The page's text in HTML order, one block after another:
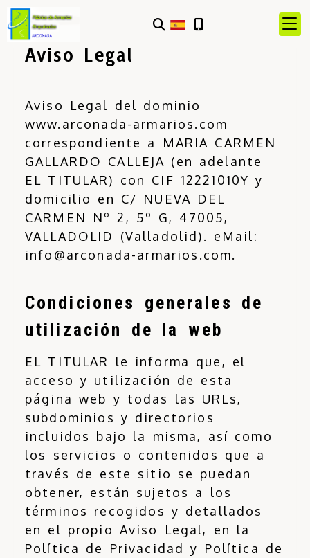
Aviso Legal
Aviso Legal del dominio
www.arconada-armarios.com
correspondiente a
MARIA CARMEN
GALLARDO CALLEJA (en adelante
EL TITULAR) con CIF 12221010Y y
domicilio en C/ NUEVA DEL
CARMEN Nº 2, 5º G, 47005,
VALLADOLID
(Valladolid). eMail:
info@arconada-armarios.com.
Condiciones generales de
utilización de la web
EL TITULAR le informa que, el
acceso y utilización de esta
página web y todas las URLs,
subdominios y directorios
incluidos bajo la misma, así como
los servicios o contenidos que a
través de este sitio se puedan
obtener, están sujetos a los
términos recogidos y detallados
en el propio Aviso Legal, en la
Política de Privacidad y Política de